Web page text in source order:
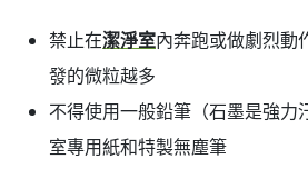
禁止在潔淨室內奔跑或做劇烈動
發的微粒越多
不得使用一般鉛筆（石墨是強力
室專用紙和特製無塵筆